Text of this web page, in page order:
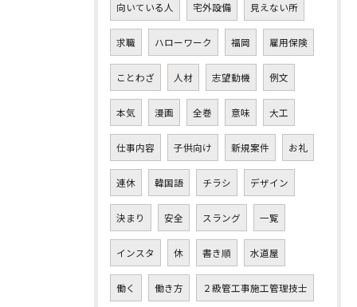
向いている人 宅外設備 見えない所
求職 ハローワーク 福岡 雇用保険
ことわざ 人材 志望動機 例文
本気 漫画 全巻 意味 大工
仕事内容 子供向け 新規案件 お礼
連休 韓国語 チラシ デザイン
決まり 安全 スラング 一覧
インスタ 休 書き順 水道屋
働く 働き方 ２級管工事施工管理技士